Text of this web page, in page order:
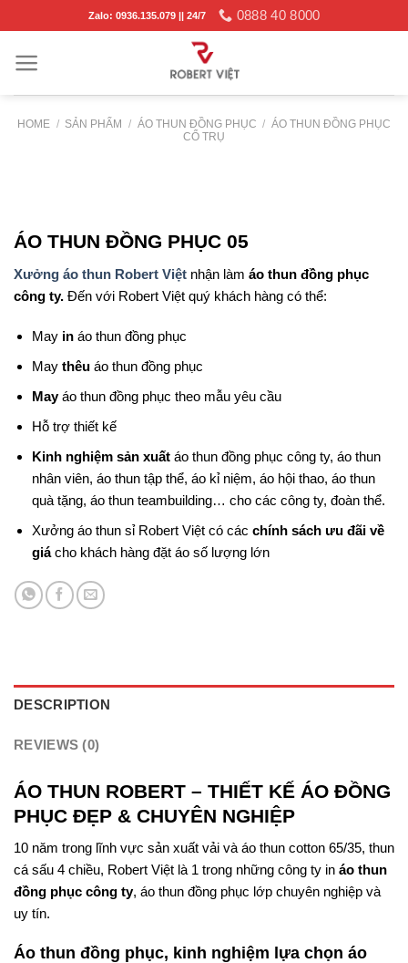
to
content
Zalo: 0936.135.079 || 24/7 0888 40 8000
HOME / SẢN PHẨM / ÁO THUN ĐỒNG PHỤC / ÁO THUN ĐỒNG PHỤC
CỔ TRỤ
ÁO THUN ĐỒNG PHỤC 05
Xưởng áo thun Robert Việt nhận làm áo thun đồng phục
công ty. Đến với Robert Việt quý khách hàng có thể:
Mayináo thun đồng phục
May thêuáo thun đồng phục
Mayáo thun đồng phục theo mẫu yêu cầu
Hỗ trợ thiết kế
Kinh nghiệm sản xuấtáo thun đồng phục công ty, áo thun
nhân viên, áo thun tập thể, áo kỉ niệm, áo hội thao, áo thun
quà tặng, áo thun teambuilding… cho các công ty, đoàn thể.
Xưởng áo thun sỉ Robert Việt có các chính sách ưu đãi về
giácho khách hàng đặt áo số lượng lớn
DESCRIPTION
REVIEWS (0)
ÁO THUN ROBERT – THIẾT KẾ ÁO ĐỒNG
PHỤC ĐẸP & CHUYÊN NGHIỆP
10 năm trong lĩnh vực sản xuất vải và áo thun cotton 65/35, thun
cá sấu 4 chiều, Robert Việt là 1 trong những công ty in áo thun
đồng phục công ty, áo thun đồng phục lớp chuyên nghiệp và
uy tín.
Áo thun đồng phục, kinh nghiệm lựa chọn áo